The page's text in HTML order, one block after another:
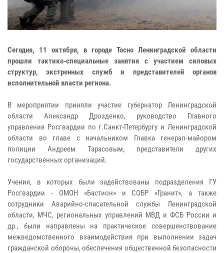
Сегодня, 11 октября, в городе Тосно Ленинградской области
прошли тактико-специальные занятия с участием силовых
структур, экстренных служб и представителей органов
исполнительной власти региона.
В мероприятии приняли участие губернатор Ленинградской
области Александр Дрозденко, руководство Главного
управления Росгвардии по г.Санкт-Петербургу и Ленинградской
области во главе с начальником Главка генерал-майором
полиции Андреем Тарасовым, представители других
государственных организаций.
Учения, в которых были задействованы подразделения ГУ
Росгвардии - ОМОН «Бастион» и СОБР «Гранит», а также
сотрудники Аварийно-спасательной службы Ленинградской
области, МЧС, региональных управлений МВД и ФСБ России и
др., были направлены на практическое совершенствование
межведомственного взаимодействия при выполнении задач
гражданской обороны, обеспечения общественной безопасности